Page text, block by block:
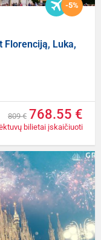
-5%
Florenciją, Luka,
809 € 768.55 €
bilietai įskaičiuoti